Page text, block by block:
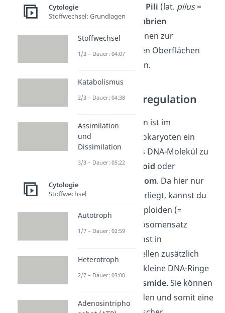
kannst sie auch als Pili (lat. pilus=
das Haar) oder
Fimbrien
bezeichnen. Sie dienen zur
Anheftung an festen Oberflächen
oder anderen Zellen.
DNA und Genregulation
Statt einem Zellkern ist im
Cytoplasma der Prokaryoten ein
meist ringförmiges DNA-Molekül zu
finden – dasNucleoid oder
Bakterienchromosom. Da hier nur
ein Chromosom vorliegt, kannst du
auch von einem haploiden (=
einfachen) Chromosomensatz
sprechen. Du kannst in
prokaryotischen Zellen zusätzlich
aber noch weitere kleine DNA-Ringe
Plasmide. Sie können
ausgetauscht werden und somit eine
Cytologie
Stoffwechsel: Grundlagen
Stoffwechsel
1/3 – Dauer: 04:07
Katabolismus
2/3 – Dauer: 04:38
Assimilation
und
Dissimilation
3/3 – Dauer: 05:22
Cytologie
Stoffwechsel
Autotroph
1/7 – Dauer: 02:59
Heterotroph
2/7 – Dauer: 03:00
Adenosintripho